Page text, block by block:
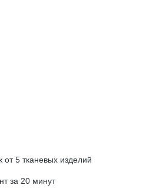
от 5 тканевых изделий
за 20 минут